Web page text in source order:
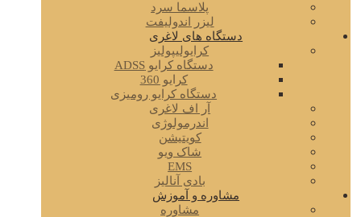
پلاسما سرد
لیزر اندولیفت
دستگاه های لاغری
کرایولیپولیز
دستگاه کرایو ADSS
کرایو 360
دستگاه کرایو رومیزی
آر اف لاغری
اندرمولوژی
کویتیشن
شاک ویو
EMS
بادی آنالیز
مشاوره و آموزش
مشاوره